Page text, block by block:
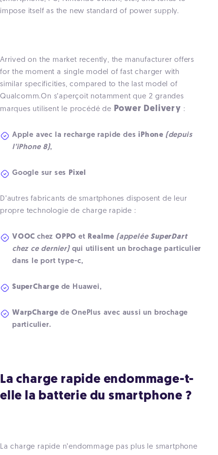
impose itself as the new standard of power supply.
Arrived on the market recently, the manufacturer offers
for the moment a single model of fast charger with
similar specificities, compared to the last model of
Qualcomm.On s’aperçoit notamment que 2 grandes
marques utilisent le procédé de Power Delivery :
Apple avec la recharge rapide desiPhone (depuis
l’iPhone 8),
Google sur ses Pixel
D’autres fabricants de smartphones disposent de leur
propre technologie de charge rapide :
VOOC chez OPPO et Realme(appelée SuperDart
chez ce dernier)qui utilisent un brochage particulier
dans le port type-c,
SuperCharge de Huawei,
WarpCharge de OnePlus avec aussi un brochage
particulier.
La charge rapide endommage-t-
elle la batterie du smartphone ?
La charge rapide n’endommage pas plus le smartphone